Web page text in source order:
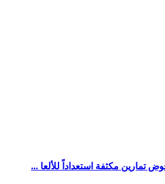
تمارين مكثفة استعداداً للألعا ...